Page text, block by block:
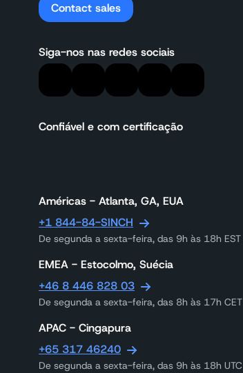
Contact sales
Siga-nos nas redes sociais
Confiável e com certificação
Américas - Atlanta, GA, EUA
+1 844-84-SINCH
De segunda a sexta-feira, das 9h às 18h EST
EMEA - Estocolmo, Suécia
+46 8 446 828 03
De segunda a sexta-feira, das 8h às 17h CET
APAC - Cingapura
+65 317 46240
De segunda a sexta-feira, das 9h às 18h UTC